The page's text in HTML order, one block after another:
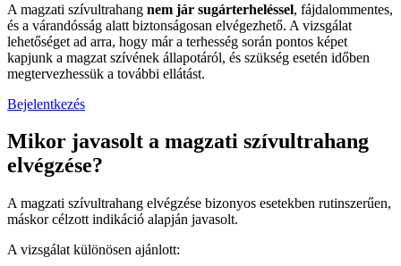
A magzati szívultrahang nem jár sugárterheléssel, fájdalommentes,
és a várandósság alatt biztonságosan elvégezhető. A vizsgálat
lehetőséget ad arra, hogy már a terhesség során pontos képet
kapjunk a magzat szívének állapotáról, és szükség esetén időben
megtervezhessük a további ellátást.
Bejelentkezés
Mikor javasolt a magzati szívultrahang
elvégzése?
A magzati szívultrahang elvégzése bizonyos esetekben rutinszerűen,
máskor célzott indikáció alapján javasolt.
A vizsgálat különösen ajánlott: